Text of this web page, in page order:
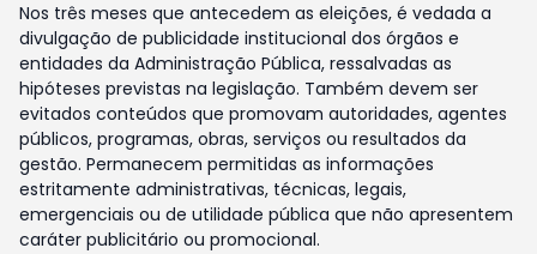
Nos três meses que antecedem as eleições, é vedada a
divulgação de publicidade institucional dos órgãos e
entidades da Administração Pública, ressalvadas as
hipóteses previstas na legislação. Também devem ser
evitados conteúdos que promovam autoridades, agentes
públicos, programas, obras, serviços ou resultados da
gestão. Permanecem permitidas as informações
estritamente administrativas, técnicas, legais,
emergenciais ou de utilidade pública que não apresentem
caráter publicitário ou promocional.